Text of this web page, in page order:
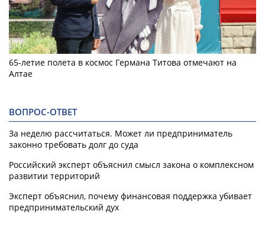
65-летие полета в космос Германа Титова отмечают на
Алтае
ВОПРОС-ОТВЕТ
За неделю рассчитаться. Может ли предприниматель
законно требовать долг до суда
Российский эксперт объяснил смысл закона о комплексном
развитии территорий
Эксперт объяснил, почему финансовая поддержка убивает
предпринимательский дух